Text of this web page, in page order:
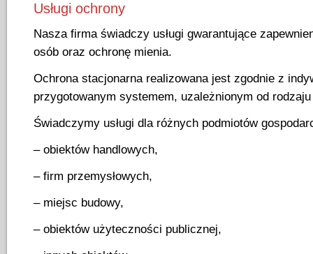
Usługi ochrony
Nasza firma świadczy usługi gwarantujące
osób oraz ochronę mienia.
Ochrona stacjonarna realizowana jest zgodnie z
przygotowanym systemem, uzależnionym od
Świadczymy usługi dla różnych podmiotów
– obiektów handlowych,
– firm przemysłowych,
– miejsc budowy,
– obiektów użyteczności publicznej,